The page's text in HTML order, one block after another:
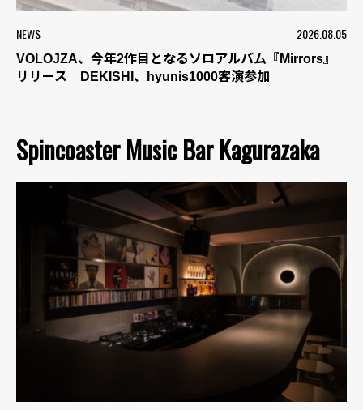
NEWS 2026.08.05
VOLOJZA、今年2作目となるソロアルバム『Mirrors』
リリース DEKISHI、hyunis1000客演参加
Spincoaster Music Bar Kagurazaka